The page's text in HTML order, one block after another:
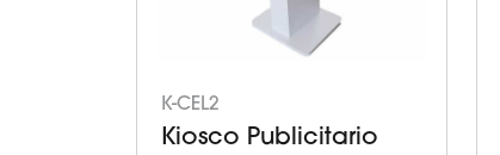
K-CEL2
Kiosco Publicitario